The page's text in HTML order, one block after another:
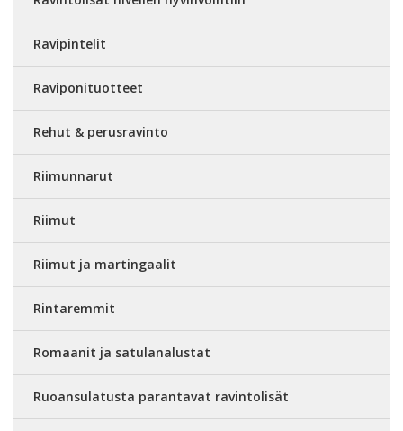
Ravipintelit
Raviponituotteet
Rehut & perusravinto
Riimunnarut
Riimut
Riimut ja martingaalit
Rintaremmit
Romaanit ja satulanalustat
Ruoansulatusta parantavat ravintolisät